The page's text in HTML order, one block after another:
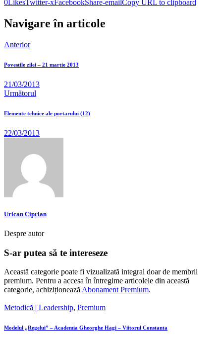
0 LikesTwitter-xFacebookShare-email Copy URL to clipboard
Navigare în articole
Anterior
Povestile zilei – 21 martie 2013
21/03/2013
Următorul
Elemente tehnice ale portarului (12)
22/03/2013
Urican Ciprian
Despre autor
S-ar putea să te intereseze
Această categorie poate fi vizualizată integral doar de membrii
premium. Pentru a accesa în întregime articolele din această
categorie, achiziționeazăAbonament Premium.
Metodică | Leadership, Premium
Modelul „Regelui” – Academia Gheorghe Hagi – Viitorul Constanta